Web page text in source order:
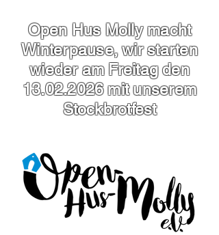
Open Hus Molly macht
Winterpause, wir starten
wieder am Freitag den
13.02.2026mit unserem
Stockbrotfest